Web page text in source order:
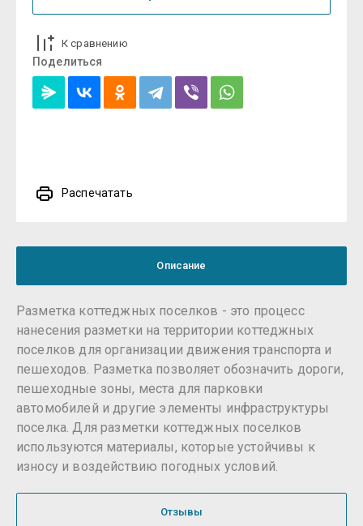
К сравнению
Поделиться
Распечатать
Описание
Разметка коттеджных поселков - это процесс
нанесения разметки на территории коттеджных
поселков для организации движения транспорта и
пешеходов. Разметка позволяет обозначить дороги,
пешеходные зоны, места для парковки
автомобилей и другие элементы инфраструктуры
поселка. Для разметки коттеджных поселков
используются материалы, которые устойчивы к
износу и воздействию погодных условий.
Отзывы